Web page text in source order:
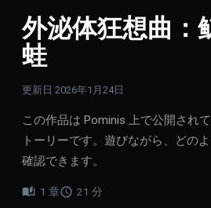
外泌体狂想曲：
蛙
更新日 2026年1月24日
この作品は Pominis 上で公開され
トーリーです。遊びながら、どの
確認できます。
1 章 21 分